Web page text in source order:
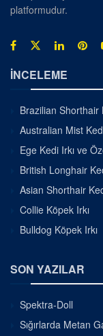
platformudur.
İNCELEME
Brazilian Shorthair
Australian Mist
Ege Kedi Irkı ve
British Longhair
Asian Shorthair
Collie Köpek Irkı
Bulldog Köpek Irkı
SON YAZILAR
Spektra-Doll
Sığırlarda Metan